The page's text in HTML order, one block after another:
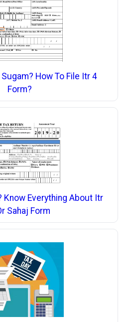
How To File Itr 4
Form?
Know Everything About Itr
Sahaj Form